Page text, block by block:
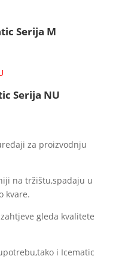
Serija M
Serija NU
za proizvodnju
na tržištu,spadaju u
kvare.
gleda kvalitete
i Icematic